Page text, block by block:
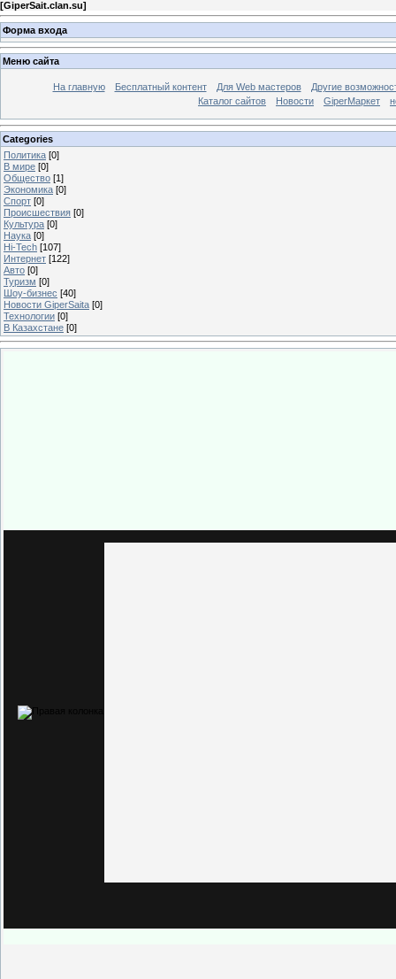
[GiperSait.clan.su]
Форма входа
Меню сайта
На главную Бесплатный контент Для Web мастеров
Другие
Каталог сайтов
Новости GiperМаркет
Categories
Политика [0]
В мире [0]
Общество [1]
Экономика [0]
Спорт [0]
Происшествия [0]
Культура [0]
Наука [0]
Hi-Tech [107]
Интернет [122]
Авто [0]
Туризм [0]
Шоу-бизнес [40]
Новости GiperSaita [0]
Технологии [0]
В Казахстане [0]